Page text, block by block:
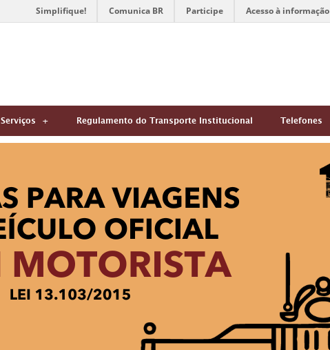
Simplifique! Comunica BR Participe Acesso à informação
Serviços Regulamento do Transporte Institucional Telefones